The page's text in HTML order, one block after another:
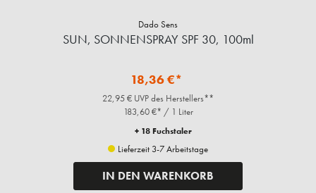
Dado Sens
SUN, SONNENSPRAY SPF 30, 100ml
18,36 €*
22,95 € UVP des Herstellers**
183,60 €* / 1 Liter
+ 18 Fuchstaler
Lieferzeit 3-7 Arbeitstage
IN DEN WARENKORB